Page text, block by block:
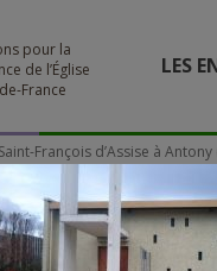
pour la
de l’Église
France
LES
François d’Assise à Antony